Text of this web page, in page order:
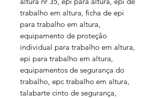
trabalho em altura, ficha de epi
para trabalho em altura,
equipamento de proteção
individual para trabalho em altura,
epi para trabalho em altura,
equipamentos de segurança do
trabalho, epc trabalho em altura,
talabarte cinto de segurança,